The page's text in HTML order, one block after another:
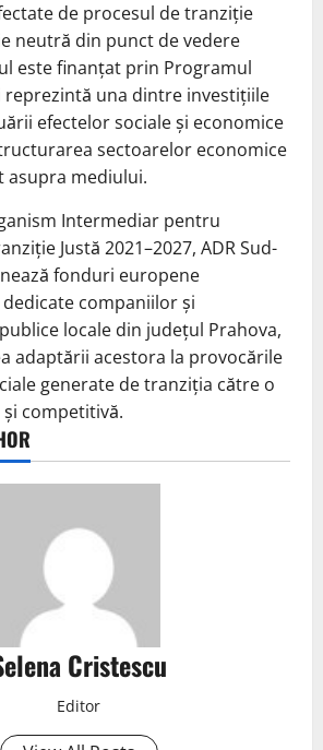
de procesul de tranziție
neutră din punct de vedere
este finanțat prin Programul
reprezintă una dintre investițiile
efectelor sociale și economice
sectoarelor economice
asupra mediului.
Intermediar pentru
Justă 2021–2027, ADR Sud-
fonduri europene
companiilor și
locale din județul Prahova,
adaptării acestora la provocările
generate de tranziția către o
competitivă.
Cristescu
Editor